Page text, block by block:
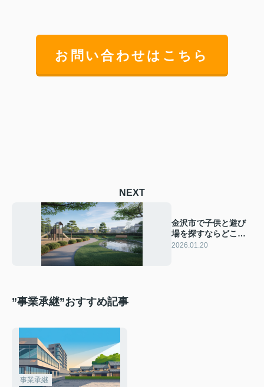
お問い合わせはこちら
NEXT
金沢市で子供と遊び
場を探すならどこが
人気？公園ごとの特
2026.01.20
”事業承継”おすすめ記事
事業承継